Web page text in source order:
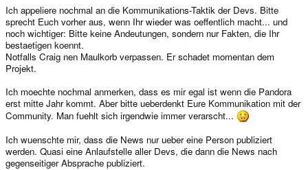
Ich appeliere nochmal an die Kommunikations-Taktik der Devs. Bitte
sprecht Euch vorher aus, wenn Ihr wieder was oeffentlich macht... und
noch wichtiger: Bitte keine Andeutungen, sondern nur Fakten, die Ihr
bestaetigen koennt.
Notfalls Craig nen Maulkorb verpassen. Er schadet momentan dem
Projekt.
Ich moechte nochmal anmerken, dass es mir egal ist wenn die Pandora
erst mitte Jahr kommt. Aber bitte ueberdenkt Eure Kommunikation mit der
Community. Man fuehlt sich irgendwie immer verarscht...
Ich wuenschte mir, dass die News nur ueber eine Person publiziert
werden. Quasi eine Anlaufstelle aller Devs, die dann die News nach
gegenseitiger Absprache publiziert.